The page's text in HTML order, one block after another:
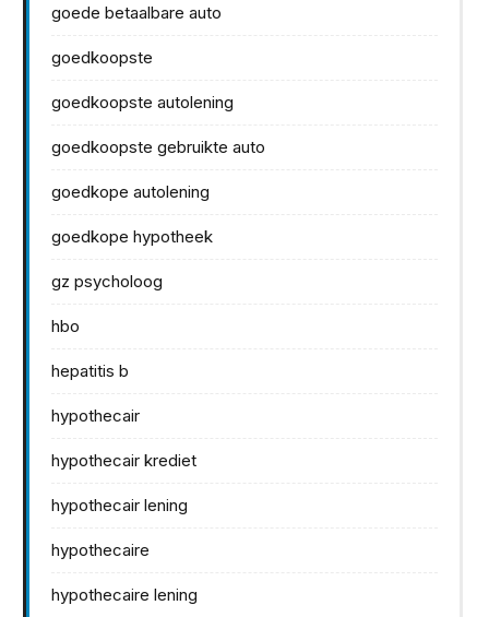
goede betaalbare auto
goedkoopste
goedkoopste autolening
goedkoopste gebruikte auto
goedkope autolening
goedkope hypotheek
gz psycholoog
hbo
hepatitis b
hypothecair
hypothecair krediet
hypothecair lening
hypothecaire
hypothecaire lening